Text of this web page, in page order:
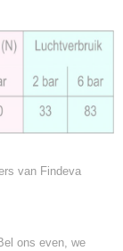
van Findeva
ons even, we